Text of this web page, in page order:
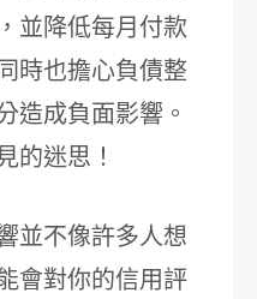
並降低每月付款
時也擔心負債整
造成負面影響。
的迷思！
並不像許多人想
會對你的信用評